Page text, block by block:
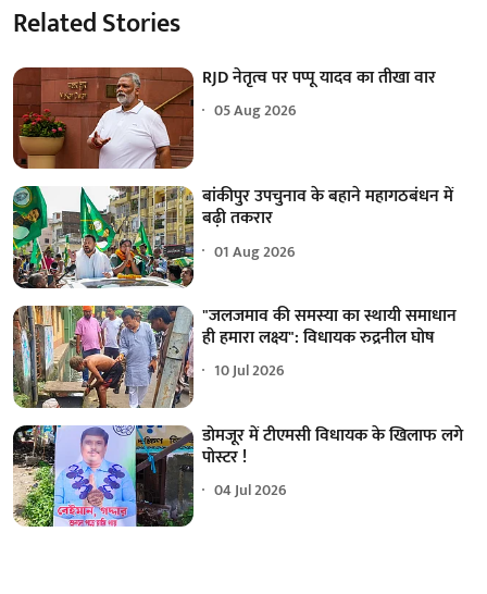
Related Stories
RJD नेतृत्व पर पप्पू यादव का तीखा वार
05 Aug 2026
बांकीपुर उपचुनाव के बहाने महागठबंधन में
बढ़ी तकरार
01 Aug 2026
"जलजमाव की समस्या का स्थायी समाधान
ही हमारा लक्ष्य": विधायक रुद्रनील घोष
10 Jul 2026
डोमजूर में टीएमसी विधायक के खिलाफ लगे
पोस्टर !
04 Jul 2026